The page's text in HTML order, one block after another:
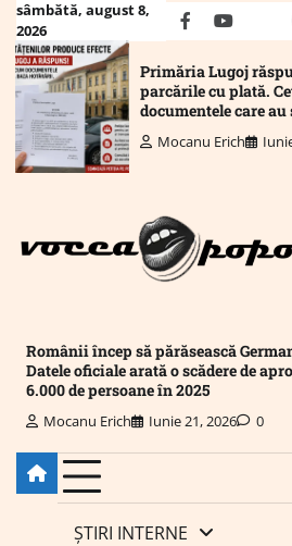
Skip
content
sâmbătă, august 8,
2026
facebookyoutubeMail
Primăria Lugoj
parcările cu plată.
documentele care
Mocanu Erich
Românii încep să părăsească
Datele oficiale arată o scădere de
6.000 de persoane în 2025
Mocanu Erich Iunie 21, 2026 0
ȘTIRI INTERNE